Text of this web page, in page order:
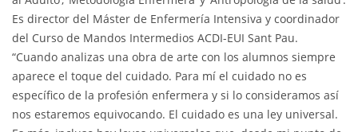
Es director del Máster de Enfermería Intensiva y coordinador
del Curso de Mandos Intermedios ACDI-EUI Sant Pau.
“Cuando analizas una obra de arte con los alumnos siempre
aparece el toque del cuidado. Para mí el cuidado no es
específico de la profesión enfermera y si lo consideramos así
nos estaremos equivocando. El cuidado es una ley universal.